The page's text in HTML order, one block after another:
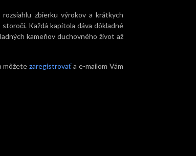
zbierku výrokov a krátkych
Každá kapitola dáva dôkladné
kameňov duchovného život až
môžetezaregistrovaťa e-mailom Vám